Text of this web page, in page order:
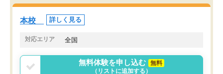
すめできる塾です。
本校 詳しく見る
対応エリア 全国
無料体験を申し込む
無料
（リストに追加する）